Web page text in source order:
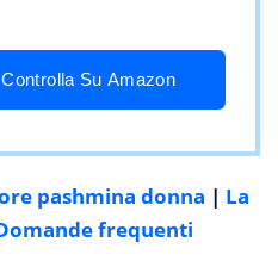
Controlla Su Amazon
pashmina donna | La
frequenti